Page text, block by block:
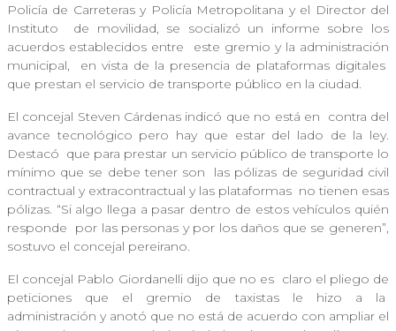
Policía de Carreteras y Policía Metropolitana y el Director del
Instituto
de movilidad, se socializó un informe sobre los
acuerdos establecidos entre
este gremio y la administración
municipal, en vista de la presencia de plataformas digitales
que prestan el servicio de transporte público en la ciudad.
El concejal Steven Cárdenas indicó que no está en
contra del
avance tecnológico pero hay que estar del lado de la ley.
Destacó que para prestar un servicio público de transporte lo
mínimo que se debe tener son
las pólizas de seguridad civil
contractual y extracontractual y las plataformas no tienen esas
pólizas. “Si algo llega a pasar dentro de estos vehículos quién
responde
por las personas y por los daños que se generen”,
sostuvo el concejal pereirano.
El concejal Pablo Giordanelli dijo que no es claro el pliego de
peticiones que el gremio de taxistas le hizo a la
administración y anotó que no está de acuerdo con ampliar el